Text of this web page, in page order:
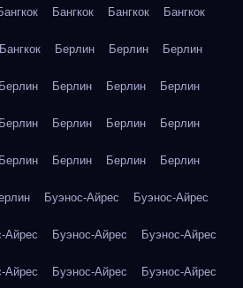
Бангкок Бангкок Бангкок
Бангкок Берлин Берлин Берлин
Берлин Берлин Берлин Берлин
Берлин Берлин Берлин Берлин
Берлин Берлин Берлин Берлин
Буэнос-Айрес Буэнос-Айрес
Айрес Буэнос-Айрес Буэнос-Айрес
Айрес Буэнос-Айрес Буэнос-Айрес